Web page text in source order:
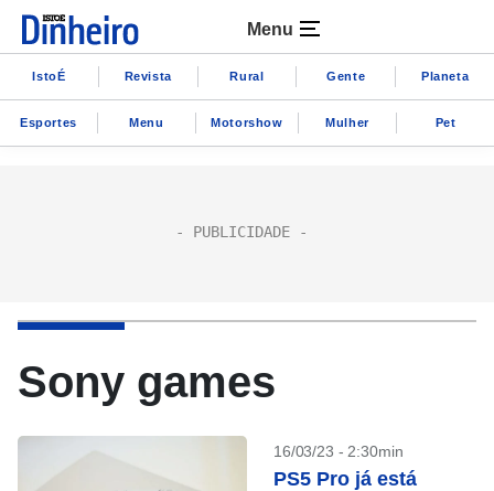
Menu
IstoÉ Revista Rural Gente Planeta
Esportes Menu Motorshow Mulher Pet
Sony games
16/03/23 - 2:30min
PS5 Pro já está